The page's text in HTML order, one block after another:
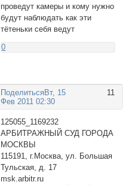
проведут камеры и кому нужно
будут наблюдать как эти
тётеньки себя ведут
0
Поделиться 11
Вт, 15
Фев 2011 02:30
125055_1169232
АРБИТРАЖНЫЙ СУД ГОРОДА
МОСКВЫ
115191, г.Москва, ул. Большая
Тульская, д. 17
msk.arbitr.ru